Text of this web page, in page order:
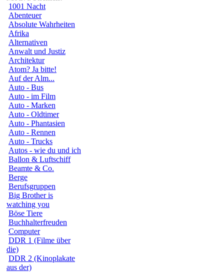
1001 Nacht
Abenteuer
Absolute Wahrheiten
Afrika
Alternativen
Anwalt und Justiz
Architektur
Atom? Ja bitte!
Auf der Alm...
Auto - Bus
Auto - im Film
Auto - Marken
Auto - Oldtimer
Auto - Phantasien
Auto - Rennen
Auto - Trucks
Autos - wie du und ich
Ballon & Luftschiff
Beamte & Co.
Berge
Berufsgruppen
Big Brother is
watching you
Böse Tiere
Buchhalterfreuden
Computer
DDR 1 (Filme über
die)
DDR 2 (Kinoplakate
aus der)